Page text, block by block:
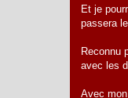
Et je
passera
Reconnu
avec les
Avec